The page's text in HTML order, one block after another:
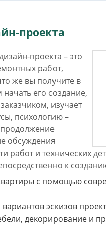
проекта
проекта – это
работ,
же вы получите в
его создание,
изучает
психологию –
продолжение
обсуждения
работ и технических
к
с помощью
эскизов
декорирование и